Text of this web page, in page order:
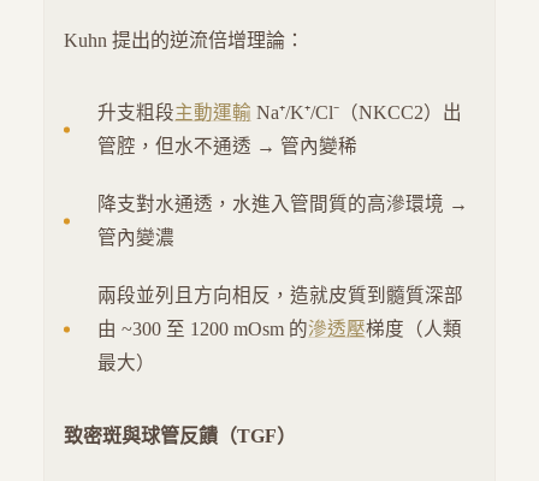
Kuhn 提出的逆流倍增理論：
升支粗段主動運輸 Na⁺/K⁺/Cl⁻（NKCC2）出
管腔，但水不通透 → 管內變稀
降支對水通透，水進入管間質的高滲環境 →
管內變濃
兩段並列且方向相反，造就皮質到髓質深部
由 ~300 至 1200 mOsm 的滲透壓梯度（人類
最大）
致密斑與球管反饋（TGF）